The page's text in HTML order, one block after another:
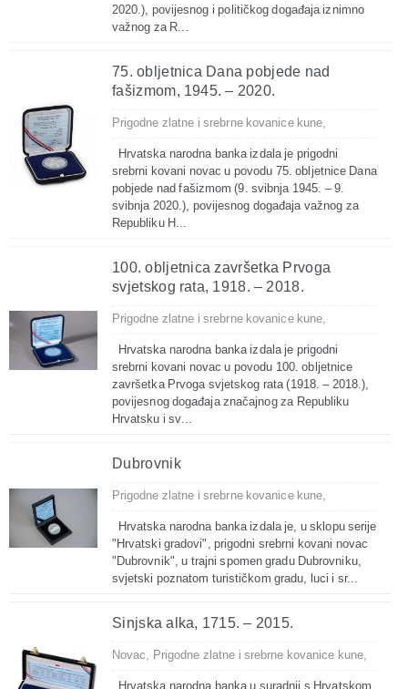
2020.), povijesnog i političkog događaja iznimno
važnog za R...
75. obljetnica Dana pobjede nad
fašizmom, 1945. – 2020.
Prigodne zlatne i srebrne kovanice kune,
Hrvatska narodna banka izdala je prigodni
srebrni kovani novac u povodu 75. obljetnice Dana
pobjede nad fašizmom (9. svibnja 1945. – 9.
svibnja 2020.), povijesnog događaja važnog za
Republiku H...
100. obljetnica završetka Prvoga
svjetskog rata, 1918. – 2018.
Prigodne zlatne i srebrne kovanice kune,
Hrvatska narodna banka izdala je prigodni
srebrni kovani novac u povodu 100. obljetnice
završetka Prvoga svjetskog rata (1918. – 2018.),
povijesnog događaja značajnog za Republiku
Hrvatsku i sv...
Dubrovnik
Prigodne zlatne i srebrne kovanice kune,
Hrvatska narodna banka izdala je, u sklopu serije
"Hrvatski gradovi", prigodni srebrni kovani novac
"Dubrovnik", u trajni spomen gradu Dubrovniku,
svjetski poznatom turističkom gradu, luci i sr...
Sinjska alka, 1715. – 2015.
Novac, Prigodne zlatne i srebrne kovanice kune,
Hrvatska narodna banka u suradnji s Hrvatskom